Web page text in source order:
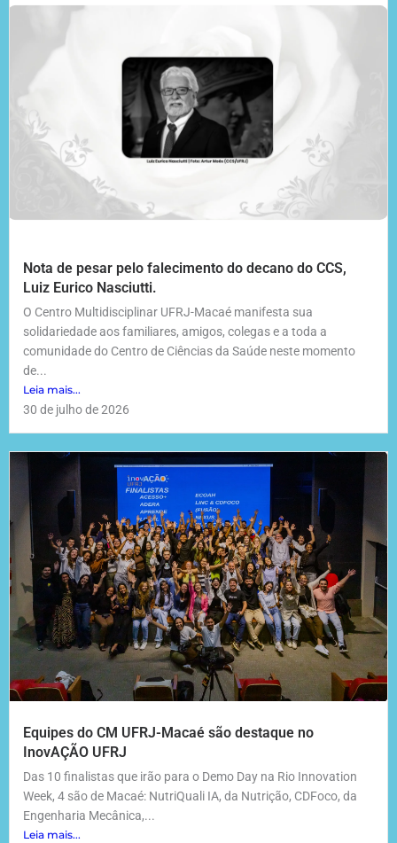
Nota de pesar pelo falecimento do decano do CCS,
Luiz Eurico Nasciutti.
O Centro Multidisciplinar UFRJ-Macaé manifesta sua
solidariedade aos familiares, amigos, colegas e a toda a
comunidade do Centro de Ciências da Saúde neste momento
de...
Leia mais...
30 de julho de 2026
Equipes do CM UFRJ-Macaé são destaque no
InovAÇÃO UFRJ
Das 10 finalistas que irão para o Demo Day na Rio Innovation
Week, 4 são de Macaé: NutriQuali IA, da Nutrição, CDFoco, da
Engenharia Mecânica,...
Leia mais...